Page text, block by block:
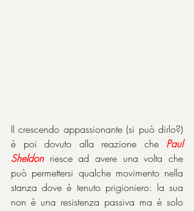
Il crescendo appassionante (si può dirlo?)
è poi dovuto alla reazione che Paul
Sheldon riesce ad avere una volta che
può permettersi qualche movimento nella
stanza dove è tenuto prigioniero: la sua
non è una resistenza passiva ma è solo